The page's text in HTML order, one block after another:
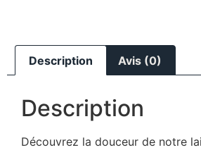
Description Avis (0)
Description
Découvrez la douceur de notre